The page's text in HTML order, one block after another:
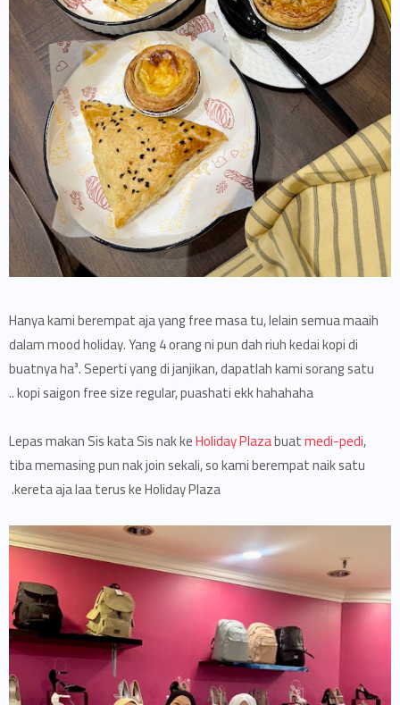
Hanya kami berempat aja yang free masa tu, lelain semua maaih
dalam mood holiday. Yang 4 orang ni pun dah riuh kedai kopi di
buatnya ha³. Seperti yang di janjikan, dapatlah kami sorang satu
kopi saigon free size regular, puashati ekk hahahaha ..
Lepas makan Sis kata Sis nak keHoliday Plazabuatmedi-pedi,
tiba memasing pun nak join sekali, so kami berempat naik satu
kereta aja laa terus ke Holiday Plaza.